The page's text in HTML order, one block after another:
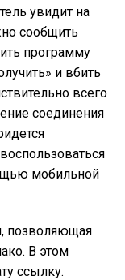
увидит на
сообщить
программу
и вбить
всего
соединения
мобильной
позволяющая
В этом
ссылку.